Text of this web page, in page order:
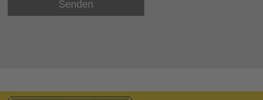
Senden